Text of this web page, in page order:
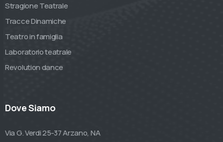
Stragione Teatrale
Tracce Dinamiche
Teatro in famiglia
Laboratorio teatrale
Revolution dance
Dove Siamo
Via G. Verdi 25-37 Arzano, NA